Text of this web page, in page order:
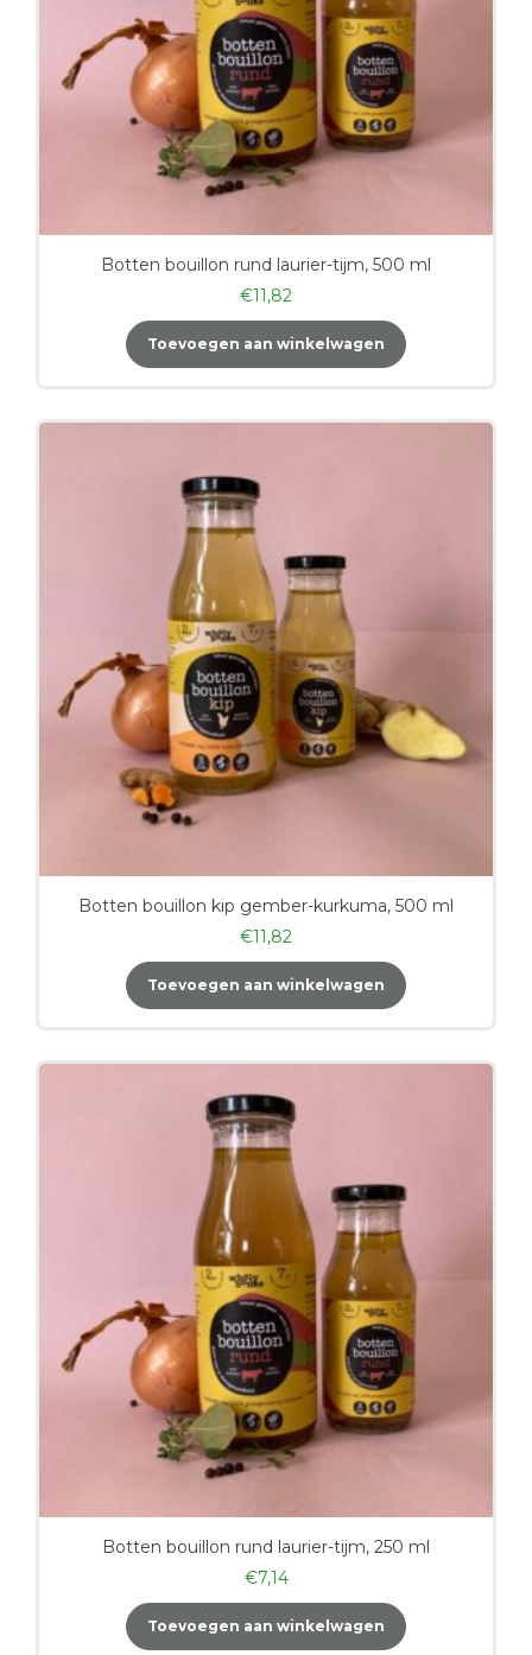
Botten bouillon rund laurier-tijm, 500 ml
€11,82
Toevoegen aan winkelwagen
Botten bouillon kip gember-kurkuma, 500 ml
€11,82
Toevoegen aan winkelwagen
Botten bouillon rund laurier-tijm, 250 ml
€7,14
Toevoegen aan winkelwagen